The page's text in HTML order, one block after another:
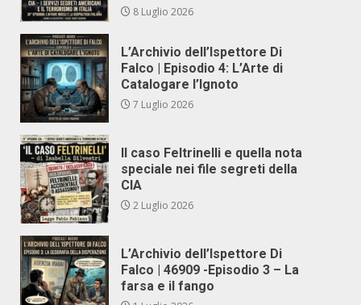
8 Luglio 2026
L’Archivio dell’Ispettore Di
Falco | Episodio 4: L’Arte di
Catalogare l’Ignoto
7 Luglio 2026
Il caso Feltrinelli e quella nota
speciale nei file segreti della
CIA
2 Luglio 2026
L’Archivio dell’Ispettore Di
Falco | 46909 -Episodio 3 – La
farsa e il fango